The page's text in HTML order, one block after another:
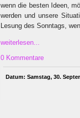
wenn die besten Ideen,
werden und unsere
Lesung des Sonntags,
weiterlesen...
0 Kommentare
Datum: Samstag, 30.